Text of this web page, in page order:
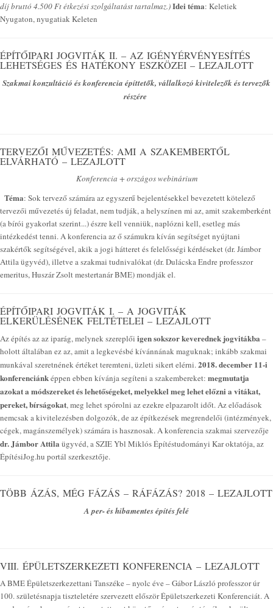
díj bruttó 4.500 Ft étkezési szolgáltatást tartalmaz.)Idei téma: Keletiek
Nyugaton, nyugatiak Keleten
ÉPÍTŐIPARI JOGVITÁK II. – AZ IGÉNYÉRVÉNYESÍTÉS
LEHETSÉGES ÉS HATÉKONY ESZKÖZEI – LEZAJLOTT
Szakmai konzultáció és konferencia építtetők, vállalkozó kivitelezők és tervezők
részére
TERVEZŐI MŰVEZETÉS: AMI A SZAKEMBERTŐL
ELVÁRHATÓ – LEZAJLOTT
Konferencia + országos webinárium
Téma: Sok tervező számára az egyszerű bejelentésekkel bevezetett kötelező
tervezői művezetés új feladat, nem tudják, a helyszínen mi az, amit szakemberként
(a bírói gyakorlat szerint...) észre kell venniük, naplózni kell, esetleg más
intézkedést tenni. A konferencia az ő számukra kíván segítséget nyújtani
szakértők segítségével, akik a jogi hátteret és felelősségi kérdéseket (dr. Jámbor
Attila ügyvéd), illetve a szakmai tudnivalókat (dr. Dulácska Endre professzor
emeritus, Huszár Zsolt mestertanár BME) mondják el.
ÉPÍTŐIPARI JOGVITÁK I. – A JOGVITÁK
ELKERÜLÉSÉNEK FELTÉTELEI – LEZAJLOTT
Az építés az az iparág, melynek szereplői igen sokszor keverednek jogvitákba –
holott általában ez az, amit a legkevésbé kívánnának maguknak; inkább szakmai
munkával szeretnének értéket teremteni, üzleti sikert elérni.2018. december 11-i
konferenciánképpen ebben kívánja segíteni a szakembereket: megmutatja
azokat a módszereket és lehetőségeket, melyekkel meg lehet előzni a vitákat,
pereket, bírságokat, meg lehet spórolni az ezekre elpazarolt időt. Az előadások
nemcsak a kivitelezésben dolgozók, de az építkezések megrendelői (intézmények,
cégek, magánszemélyek) számára is hasznosak. A konferencia szakmai szervezője
dr. Jámbor Attila ügyvéd, a SZIE Ybl Miklós Építéstudományi Kar oktatója, az
ÉpítésiJog.hu portál szerkesztője.
TÖBB ÁZÁS, MÉG FÁZÁS – RÁFÁZÁS? 2018 – LEZAJLOTT
A per- és hibamentes építés felé
VIII. ÉPÜLETSZERKEZETI KONFERENCIA – LEZAJLOTT
A BME Épületszerkezettani Tanszéke – nyolc éve – Gábor László professzor úr
100. születésnapja tiszteletére szervezett először Épületszerkezeti Konferenciát. A